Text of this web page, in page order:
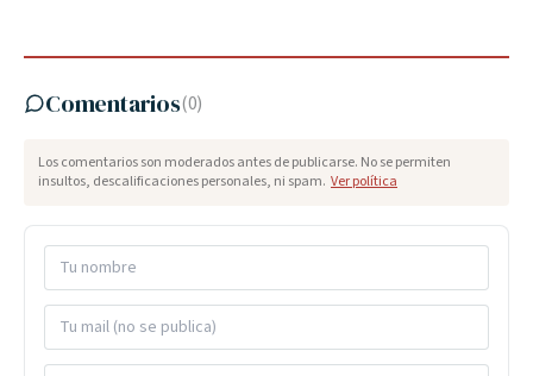
Comentarios(0)
Los comentarios son moderados antes de publicarse. No se permiten
insultos, descalificaciones personales, ni spam. Ver política